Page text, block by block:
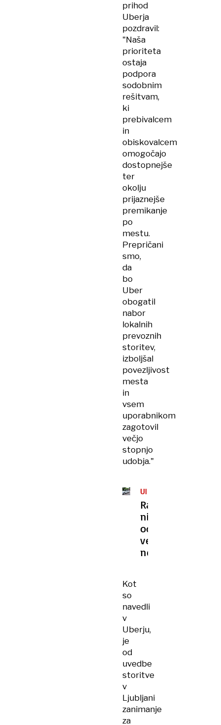
prihod
Uberja
pozdravil:
"Naša
prioriteta
ostaja
podpora
sodobnim
rešitvam,
ki
prebivalcem
in
obiskovalcem
omogočajo
dostopnejše
ter
okolju
prijaznejše
premikanje
po
mestu.
Prepričani
smo,
da
bo
Uber
obogatil
nabor
lokalnih
prevoznih
storitev,
izboljšal
povezljivost
mesta
in
vsem
uporabnikom
zagotovil
večjo
stopnjo
udobja."
UBER
Raziskava
ni
odkrila
večjih
nepravilnosti
Kot
so
navedli
v
Uberju,
je
od
uvedbe
storitve
v
Ljubljani
zanimanje
za